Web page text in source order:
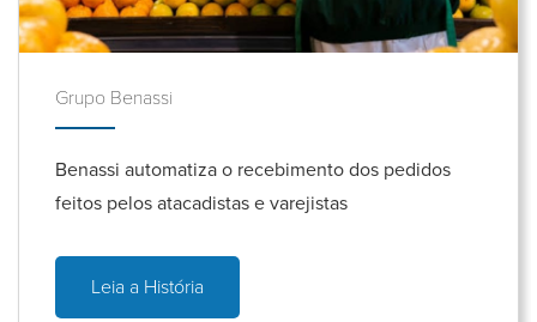
Grupo Benassi
Benassi automatiza o recebimento dos pedidos
feitos pelos atacadistas e varejistas
Leia a História